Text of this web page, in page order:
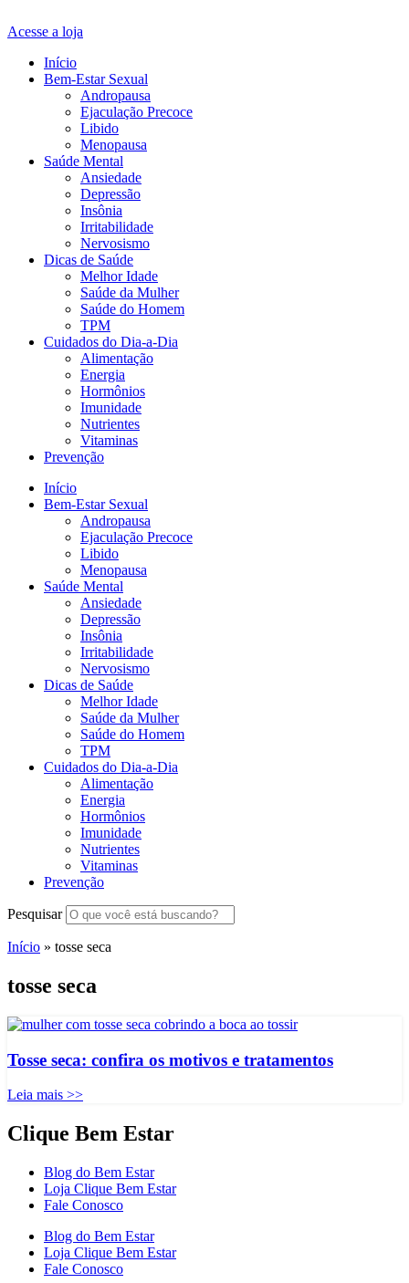
Acesse a loja
Início
Bem-Estar Sexual
Andropausa
Ejaculação Precoce
Libido
Menopausa
Saúde Mental
Ansiedade
Depressão
Insônia
Irritabilidade
Nervosismo
Dicas de Saúde
Melhor Idade
Saúde da Mulher
Saúde do Homem
TPM
Cuidados do Dia-a-Dia
Alimentação
Energia
Hormônios
Imunidade
Nutrientes
Vitaminas
Prevenção
Início
Bem-Estar Sexual
Andropausa
Ejaculação Precoce
Libido
Menopausa
Saúde Mental
Ansiedade
Depressão
Insônia
Irritabilidade
Nervosismo
Dicas de Saúde
Melhor Idade
Saúde da Mulher
Saúde do Homem
TPM
Cuidados do Dia-a-Dia
Alimentação
Energia
Hormônios
Imunidade
Nutrientes
Vitaminas
Prevenção
Pesquisar
Início » tosse seca
tosse seca
Tosse seca: confira os motivos e tratamentos
Leia mais >>
Clique Bem Estar
Blog do Bem Estar
Loja Clique Bem Estar
Fale Conosco
Blog do Bem Estar
Loja Clique Bem Estar
Fale Conosco